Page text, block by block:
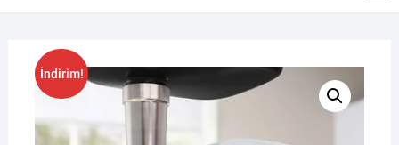
İndirim!